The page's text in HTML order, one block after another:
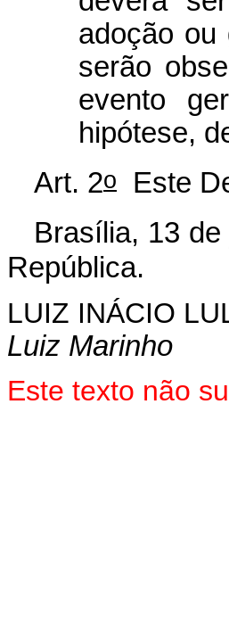
adoção ou
serão
evento
hipótese,
Art. 2o
Este
Brasília, 13
República.
LUIZ INÁCIO
Luiz Marinho
Este texto não